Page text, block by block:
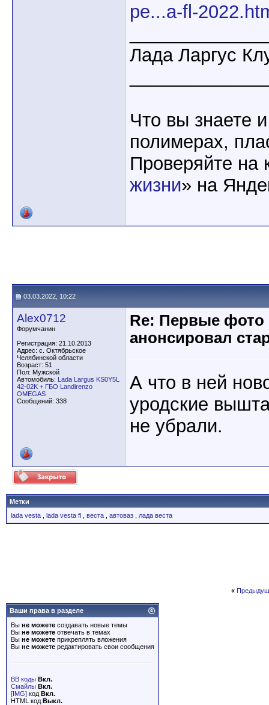
pe...a-fl-
Лада Ларгус
Что вы знаете
полимерах,
Проверяйте на
жизни» на
03.03.2022, 10:22
Alex0712
Форумчанин
Регистрация: 21.10.2013
Адрес: с. Октябрьское
Челябинской области
Возраст: 51
Пол: Мужской
Автомобиль: Lada Largus KS0Y5L
42-02K + ГБО Landirenzo
OMEGAS
Сообщений: 338
Re: Первые
анонсировал
А что в ней
уродские
не убрали.
Метки
lada vesta
lada vesta fl веста автоваз лада веста
«
Ваши права в разделе
Вы не можете создавать новые темы
Вы не можете отвечать в темах
Вы не можете прикреплять вложения
Вы не можете редактировать свои сообщения
BB коды Вкл.
Смайлы Вкл.
[IMG] код Вкл.
HTML код Выкл.